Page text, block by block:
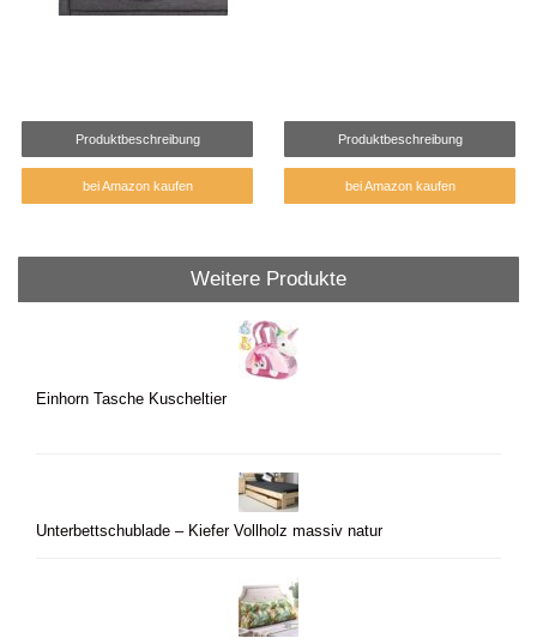
Produktbeschreibung
bei Amazon kaufen
Produktbeschreibung
bei Amazon kaufen
Weitere Produkte
Einhorn Tasche Kuscheltier
Unterbettschublade – Kiefer Vollholz massiv natur